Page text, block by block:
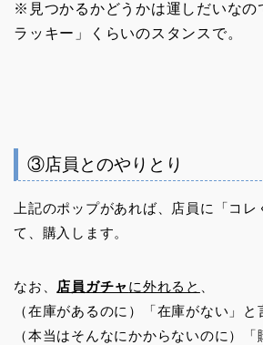
※見つかるかどうかは運しだいなの
ラッキー」くらいのスタンスで。
③店員とのやりとり
上記のポップがあれば、店員に「コレ
て、購入します。
なお、 店員ガチャ に外れると 、
（在庫があるのに）「在庫がない」と
（本当はそんなにかからないのに）